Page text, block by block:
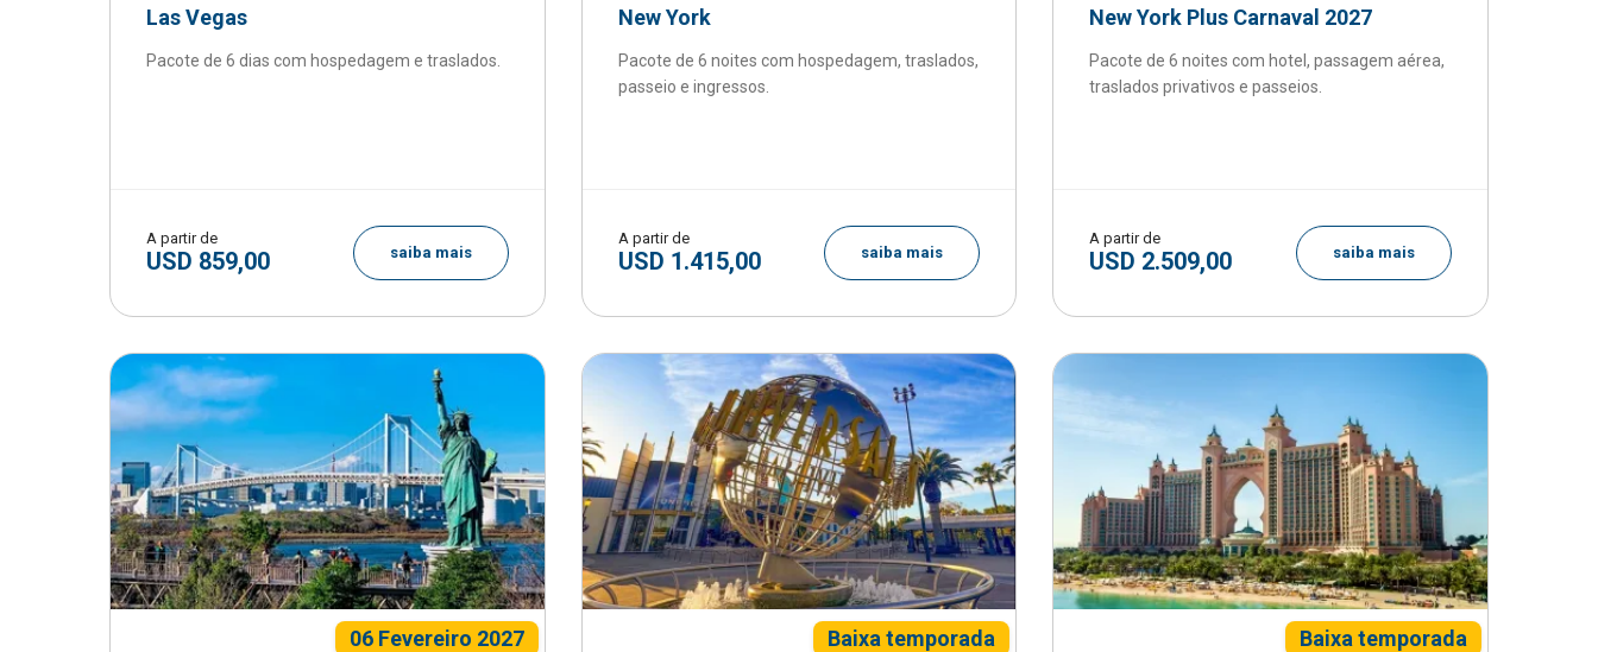
Las Vegas
Pacote de 6 dias com hospedagem e traslados.
A partir de
USD 859,00 saiba mais
New York
Pacote de 6 noites com hospedagem, traslados,
passeio e ingressos.
A partir de
USD 1.415,00 saiba mais
New York Plus Carnaval 2027
Pacote de 6 noites com hotel, passagem aérea,
traslados privativos e passeios.
A partir de
USD 2.509,00 saiba mais
06 Fevereiro 2027
Baixa temporada
Baixa temporada